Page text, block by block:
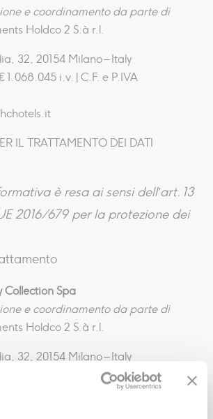
e coordinamento da parte di
Holdco 2 S.à r.l.
32, 20154 Milano – Italy
i.v. | C.F. e P.IVA
IL TRATTAMENTO DEI DATI
è resa ai sensi dell’art. 13
2016/679 per la protezione dei
Collection Spa
e coordinamento da parte di
Holdco 2 S.à r.l.
32, 20154 Milano – Italy
1.068.045 i.v. | C.F. e P.IVA